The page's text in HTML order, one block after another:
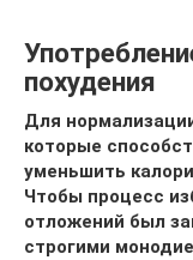
похудения
Для
которые
уменьшить
Чтобы процесс
отложений был
строгими